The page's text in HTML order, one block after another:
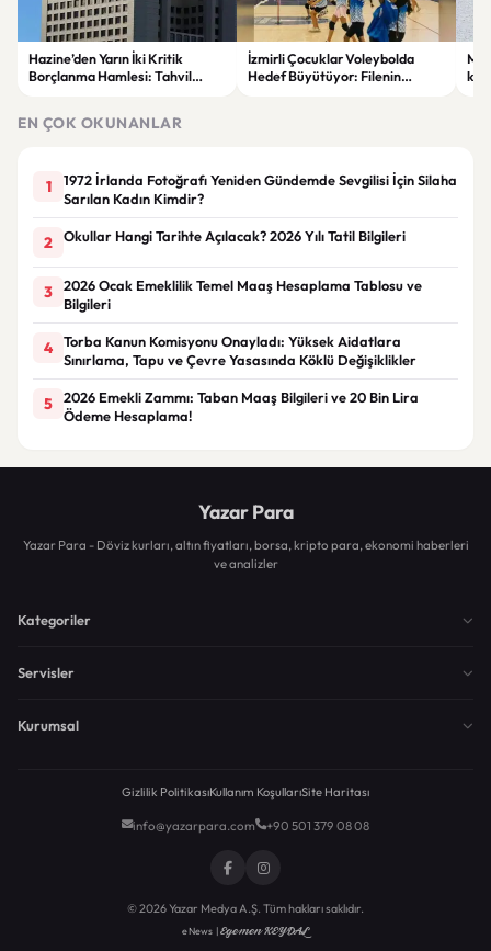
Hazine’den Yarın İki Kritik
Borçlanma Hamlesi: Tahvil
İzmirli Çocuklar Voleybolda
Hedef Büyütüyor: Filenin
EN ÇOK OKUNANLAR
1
1972 İrlanda Fotoğrafı Yeniden Gündemde Sevgilisi İçin Silaha
Sarılan Kadın Kimdir?
2 Okullar Hangi Tarihte Açılacak? 2026 Yılı Tatil Bilgileri
3
2026 Ocak Emeklilik Temel Maaş Hesaplama Tablosu ve
Bilgileri
4
Torba Kanun Komisyonu Onayladı: Yüksek Aidatlara
Sınırlama, Tapu ve Çevre Yasasında Köklü Değişiklikler
5
2026 Emekli Zammı: Taban Maaş Bilgileri ve 20 Bin Lira
Ödeme Hesaplama!
Yazar Para
Yazar Para - Döviz kurları, altın fiyatları, borsa, kripto para, ekonomi haberleri
ve analizler
Kategoriler
Servisler
Kurumsal
Gizlilik PolitikasıKullanım KoşullarıSite Haritası
info@yazarpara.com +90 501 379 08 08
© 2026 Yazar Medya A.Ş. Tüm hakları saklıdır.
eNews |Egemen KEYDAL